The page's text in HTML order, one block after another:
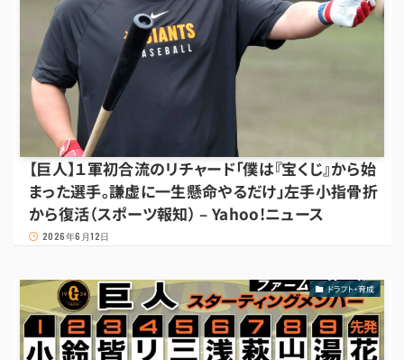
【巨人】１軍初合流のリチャード「僕は『宝くじ』から始
まった選手。謙虚に一生懸命やるだけ」左手小指骨折
から復活（スポーツ報知） – Yahoo!ニュース
2026年6月12日
ドラフト・育成